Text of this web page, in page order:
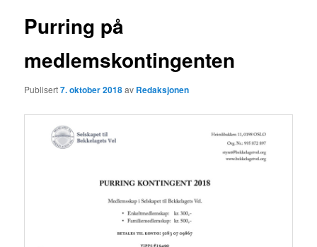
Purring på
medlemskontingenten
Publisert7. oktober 2018av Redaksjonen